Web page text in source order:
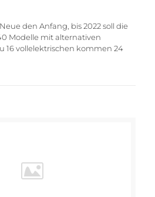
den Anfang, bis 2022 soll die
Modelle mit alternativen
16 vollelektrischen kommen 24